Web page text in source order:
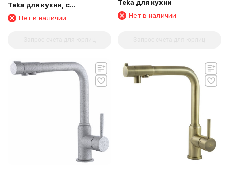
Teka для кухни, с
подключением фильтра для
питьевой воды, хром (6113
Нет в наличии
Teka для кухни
Нет в наличии